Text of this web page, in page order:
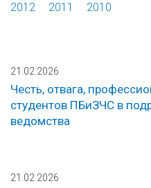
2012
2011 2010
21.02.2026
Честь, отвага,
студентов ПБиЗЧС в
ведомства
21.02.2026